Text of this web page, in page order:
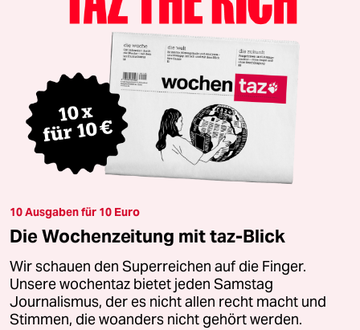
10 Ausgaben für 10 Euro
Die Wochenzeitung mit taz-Blick
Wir schauen den Superreichen auf die Finger.
Unsere wochentaz bietet jeden Samstag
Journalismus, der es nicht allen recht macht und
Stimmen, die woanders nicht gehört werden.